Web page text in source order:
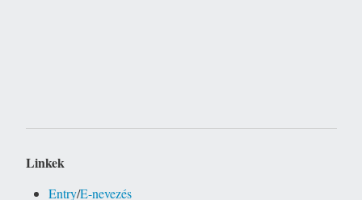
Linkek
Entry/E-nevezés